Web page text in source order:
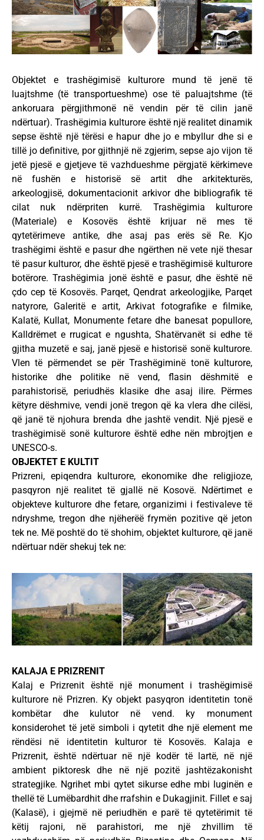
Objektet e trashëgimisë kulturore mund të jenë të
luajtshme (të transportueshme) ose të paluajtshme (të
ankoruara përgjithmonë në vendin për të cilin janë
ndërtuar). Trashëgimia kulturore është një realitet dinamik
sepse është një tërësi e hapur dhe jo e mbyllur dhe si e
tillë jo definitive, por gjithnjë në zgjerim, sepse ajo vijon të
jetë pjesë e gjetjeve të vazhdueshme përgjatë kërkimeve
në fushën e historisë së artit dhe arkitekturës,
arkeologjisë, dokumentacionit arkivor dhe bibliografik të
cilat nuk ndërpriten kurrë. Trashëgimia kulturore
(Materiale) e Kosovës është krijuar në mes të
qytetërimeve antike, dhe asaj pas erës së Re. Kjo
trashëgimi është e pasur dhe ngërthen në vete një thesar
të pasur kulturor, dhe është pjesë e trashëgimisë kulturore
botërore. Trashëgimia jonë është e pasur, dhe është në
çdo cep të Kosovës. Parqet, Qendrat arkeologjike, Parqet
natyrore, Galeritë e artit, Arkivat fotografike e filmike,
Kalatë, Kullat, Monumente fetare dhe banesat popullore,
Kalldrëmet e rrugicat e ngushta, Shatërvanët si edhe të
gjitha muzetë e saj, janë pjesë e historisë sonë kulturore.
Vlen të përmendet se për Trashëgiminë tonë kulturore,
historike dhe politike në vend, flasin dëshmitë e
parahistorisë, periudhës klasike dhe asaj ilire. Përmes
këtyre dëshmive, vendi jonë tregon që ka vlera dhe cilësi,
që janë të njohura brenda dhe jashtë vendit. Një pjesë e
trashëgimisë sonë kulturore është edhe nën mbrojtjen e
UNESCO-s.
OBJEKTET E KULTIT
Prizreni, epiqendra kulturore, ekonomike dhe religjioze,
pasqyron një realitet të gjallë në Kosovë. Ndërtimet e
objekteve kulturore dhe fetare, organizimi i festivaleve të
ndryshme, tregon dhe njëherëë frymën pozitive që jeton
tek ne. Më poshtë do të shohim, objektet kulturore, që janë
ndërtuar ndër shekuj tek ne:
KALAJA E PRIZRENIT
Kalaj e Prizrenit është një monument i trashëgimisë
kulturore në Prizren. Ky objekt pasyqron identitetin tonë
kombëtar dhe kulutor në vend. ky monument
konsiderohet të jetë simboli i qytetit dhe një element me
rëndësi në identitetin kulturor të Kosovës. Kalaja e
Prizrenit, është ndërtuar në një kodër të lartë, në një
ambient piktoresk dhe në një pozitë jashtëzakonisht
strategjike. Ngrihet mbi qytet sikurse edhe mbi luginën e
thellë të Lumëbardhit dhe rrafshin e Dukagjinit. Fillet e saj
(Kalasë), i gjejmë në periudhën e parë të qytetërimit të
këtij rajoni, në parahistori, me një zhvillim të